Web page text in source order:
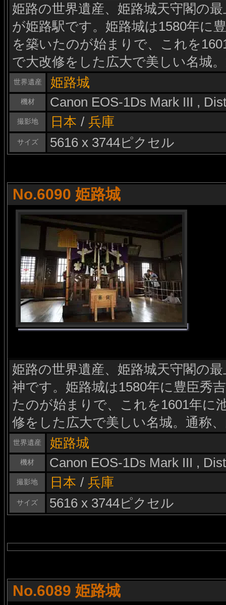
姫路の世界遺産、姫路城天守閣の
が姫路駅です。姫路城は1580年に
を築いたのが始まりで、これを
で大改修をした広大で美しい名城
世界遺産 姫路城
機材 Canon EOS-1Ds Mark III ,
撮影地 日本 / 兵庫
サイズ 5616 x 3744ピクセル
No.6090 姫路城
姫路の世界遺産、姫路城天守閣の
神です。姫路城は1580年に豊臣秀
たのが始まりで、これを1601年に
修をした広大で美しい名城。通称
世界遺産 姫路城
機材 Canon EOS-1Ds Mark III ,
撮影地 日本 / 兵庫
サイズ 5616 x 3744ピクセル
No.6089 姫路城